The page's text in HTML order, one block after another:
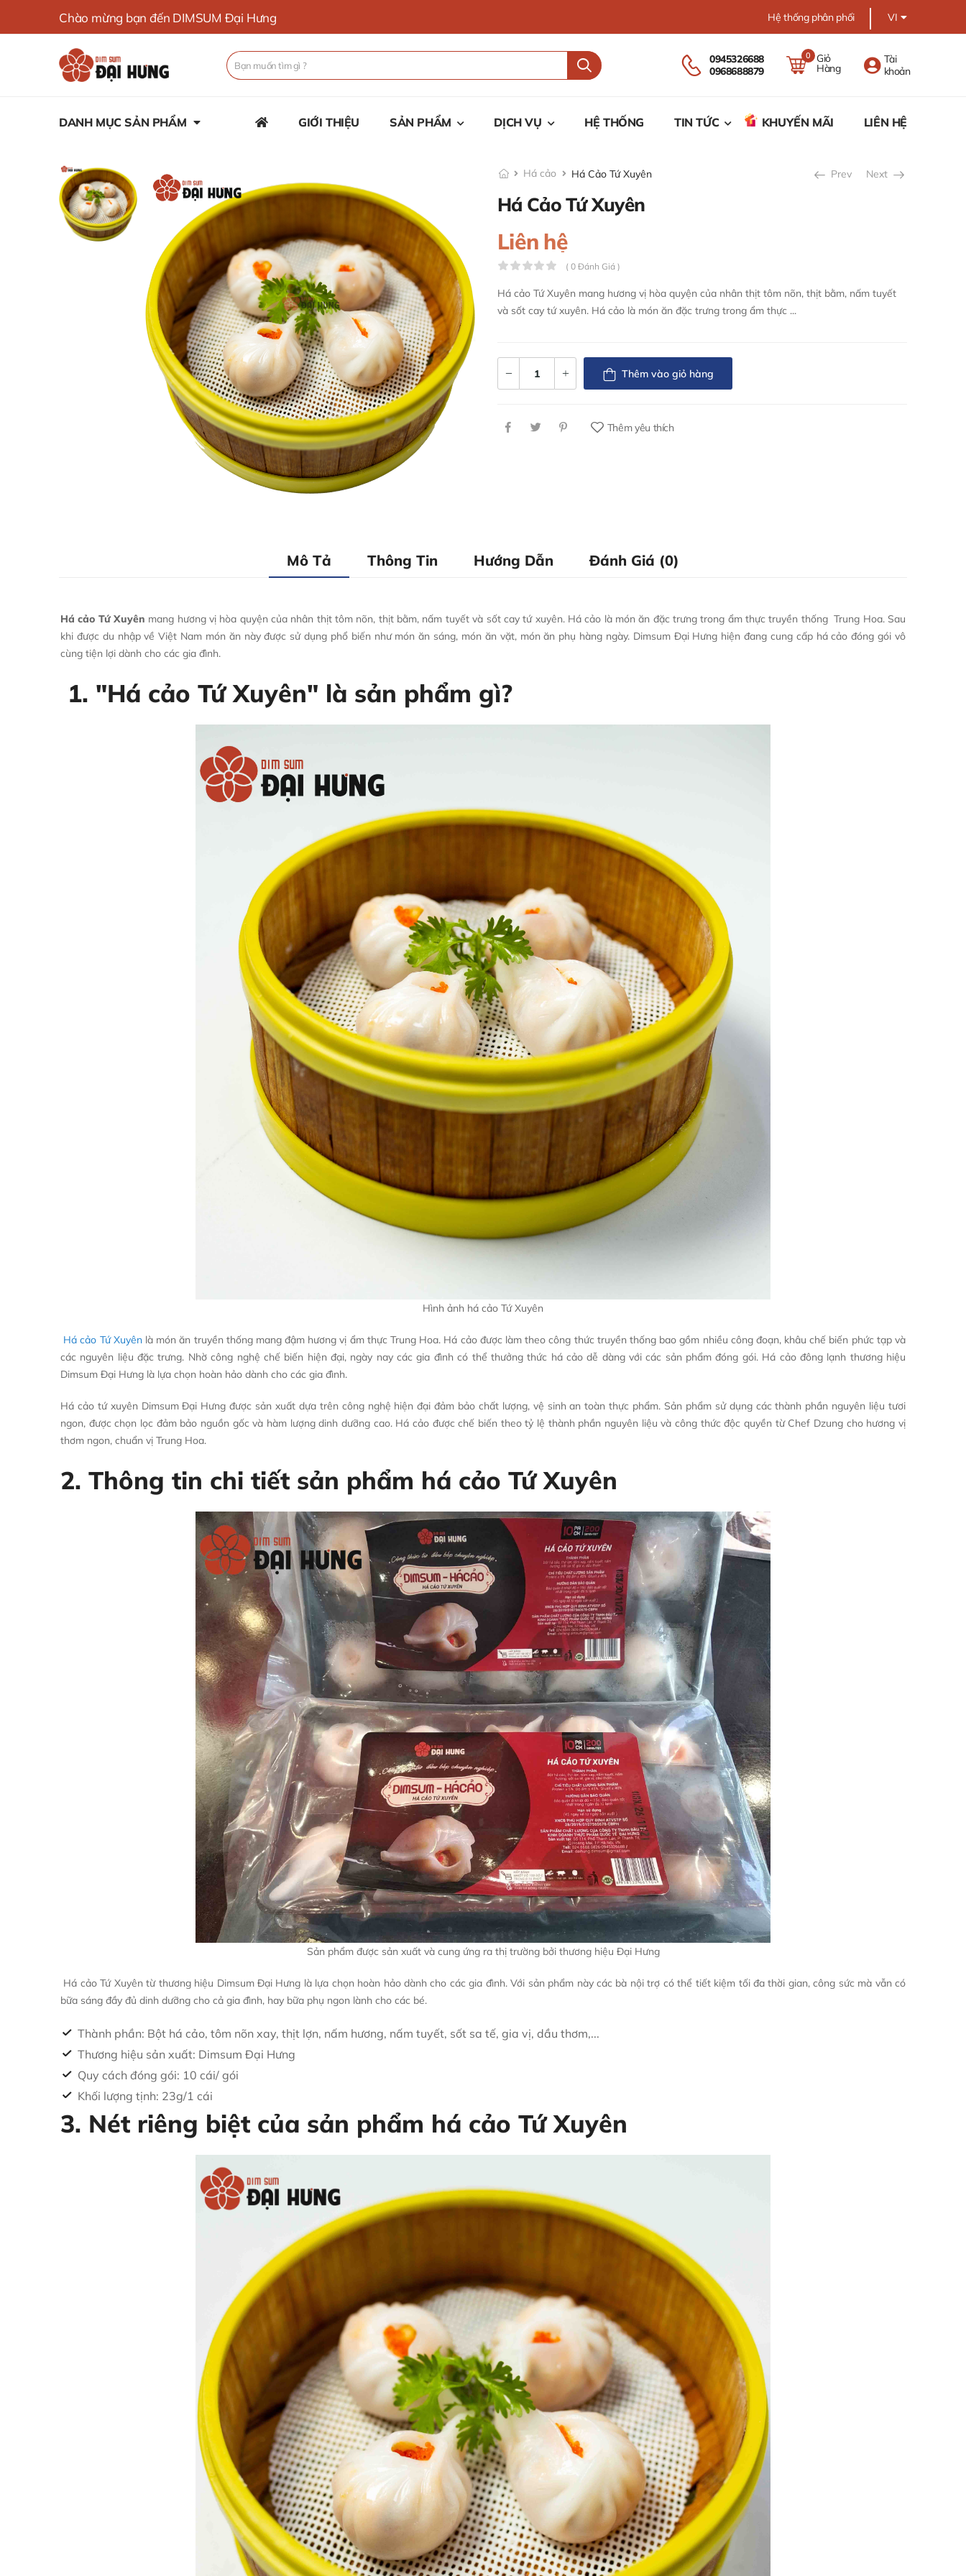
Chào mừng bạn đến DIMSUM Đại Hưng Hệ thống phân phối VI
0945326688
0968688879
0 Giỏ
Hàng
Tài
khoản
DANH MỤC SẢN PHẨM GIỚI THIỆU SẢN PHẨM DỊCH VỤ HỆ THỐNG TIN TỨC KHUYẾN MÃI LIÊN HỆ
Há cảo Há Cảo Tứ Xuyên Prev Next
Há Cảo Tứ Xuyên
Liên hệ
( 0 Đánh Giá )
Há cảo Tứ Xuyên mang hương vị hòa quyện của nhân thịt tôm nõn, thịt bằm, nấm tuyết
và sốt cay tứ xuyên. Há cảo là món ăn đặc trưng trong ẩm thực ...
Thêm vào giỏ hàng
Thêm yêu thích
Mô Tả Thông Tin Hướng Dẫn Đánh Giá (0)
Há cảo Tứ Xuyên mang hương vị hòa quyện của nhân thịt tôm nõn, thịt bằm, nấm tuyết và sốt cay tứ xuyên. Há cảo là món ăn đặc trưng trong ẩm thực truyền thống Trung Hoa. Sau
khi được du nhập về Việt Nam món ăn này được sử dụng phổ biến như món ăn sáng, món ăn vặt, món ăn phụ hàng ngày. Dimsum Đại Hưng hiện đang cung cấp há cảo đóng gói vô
cùng tiện lợi dành cho các gia đình.
1. "Há cảo Tứ Xuyên" là sản phẩm gì?
Hình ảnh há cảo Tứ Xuyên
Há cảo Tứ Xuyênlà món ăn truyền thống mang đậm hương vị ẩm thực Trung Hoa. Há cảo được làm theo công thức truyền thống bao gồm nhiều công đoạn, khâu chế biến phức tạp và
các nguyên liệu đặc trưng. Nhờ công nghệ chế biến hiện đại, ngày nay các gia đình có thể thưởng thức há cảo dễ dàng với các sản phẩm đóng gói. Há cảo đông lạnh thương hiệu
Dimsum Đại Hưng là lựa chọn hoàn hảo dành cho các gia đình.
Há cảo tứ xuyên Dimsum Đại Hưng được sản xuất dựa trên công nghệ hiện đại đảm bảo chất lượng, vệ sinh an toàn thực phẩm. Sản phẩm sử dụng các thành phần nguyên liệu tươi
ngon, được chọn lọc đảm bảo nguồn gốc và hàm lượng dinh dưỡng cao. Há cảo được chế biến theo tỷ lệ thành phần nguyên liệu và công thức độc quyền từ Chef Dzung cho hương vị
thơm ngon, chuẩn vị Trung Hoa.
2. Thông tin chi tiết sản phẩm há cảo Tứ Xuyên
Sản phẩm được sản xuất và cung ứng ra thị trường bởi thương hiệu Đại Hưng
Há cảo Tứ Xuyên từ thương hiệu Dimsum Đại Hưng là lựa chọn hoàn hảo dành cho các gia đình. Với sản phẩm này các bà nội trợ có thể tiết kiệm tối đa thời gian, công sức mà vẫn có
bữa sáng đầy đủ dinh dưỡng cho cả gia đình, hay bữa phụ ngon lành cho các bé.
Thành phần: Bột há cảo, tôm nõn xay, thịt lợn, nấm hương, nấm tuyết, sốt sa tế, gia vị, dầu thơm,...
Thương hiệu sản xuất: Dimsum Đại Hưng
Quy cách đóng gói: 10 cái/ gói
Khối lượng tịnh: 23g/1 cái
3. Nét riêng biệt của sản phẩm há cảo Tứ Xuyên